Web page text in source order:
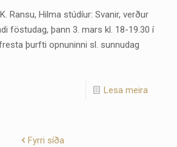
Ransu, Hilma stúdíur: Svanir, verður
föstudag, þann 3. mars kl. 18-19.30 í
þurfti opnuninni sl. sunnudag
Lesa meira
Fyrri síða